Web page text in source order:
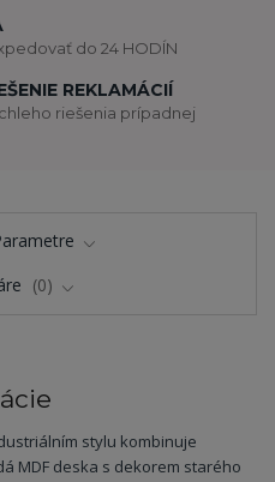
do 24 HODÍN
REKLAMÁCIÍ
riešenia prípadnej
0
stylu kombinuje
MDF deska s dekorem starého